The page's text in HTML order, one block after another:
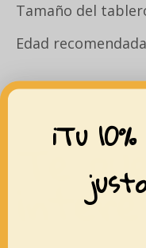
Tamaño del
Edad
Te
¡Tu